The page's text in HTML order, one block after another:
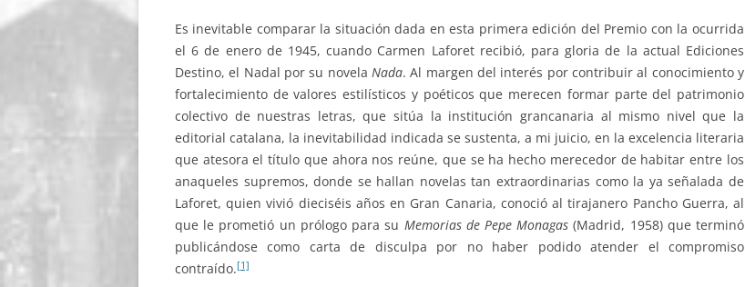
Es inevitable comparar la situación dada en esta primera edición del Premio con la ocurrida
el 6 de enero de 1945, cuando Carmen Laforet recibió, para gloria de la actual Ediciones
Destino, el Nadal por su novela Nada. Al margen del interés por contribuir al conocimiento y
fortalecimiento de valores estilísticos y poéticos que merecen formar parte del patrimonio
colectivo de nuestras letras, que sitúa la institución grancanaria al mismo nivel que la
editorial catalana, la inevitabilidad indicada se sustenta, a mi juicio, en la excelencia literaria
que atesora el título que ahora nos reúne, que se ha hecho merecedor de habitar entre los
anaqueles supremos, donde se hallan novelas tan extraordinarias como la ya señalada de
Laforet, quien vivió dieciséis años en Gran Canaria, conoció al tirajanero Pancho Guerra, al
que le prometió un prólogo para su Memorias de Pepe Monagas(Madrid, 1958) que terminó
publicándose como carta de disculpa por no haber podido atender el compromiso
contraído.[1]